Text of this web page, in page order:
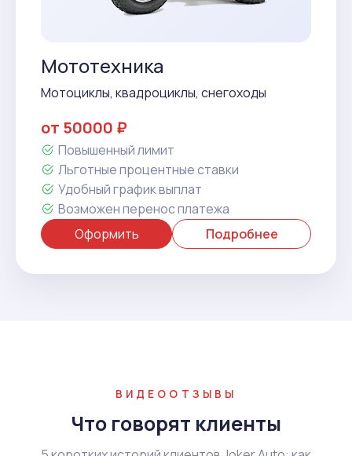
Мототехника
Мотоциклы, квадроциклы, снегоходы
от 50000 ₽
Повышенный лимит
Льготные процентные ставки
Удобный график выплат
Возможен перенос платежа
Оформить
Подробнее
ВИДЕООТЗЫВЫ
Что говорят клиенты